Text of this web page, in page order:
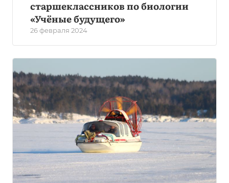
старшеклассников по биологии
«Учёные будущего»
26 февраля 2024